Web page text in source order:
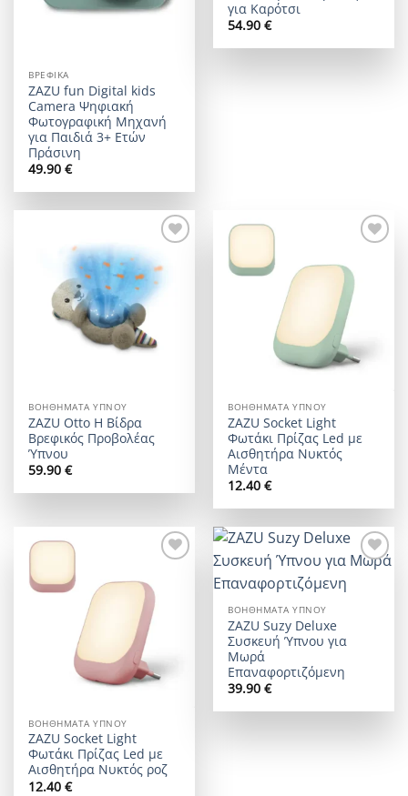
ΒΡΕΦΙΚΆ
ZAZU fun Digital kids
Camera Ψηφιακή
Φωτογραφική Μηχανή
για Παιδιά 3+ Ετών
Πράσινη
49.90€
για Καρότσι
54.90€
wishlist
ΒΟΗΘΉΜΑΤΑ ΎΠΝΟΥ
ZAZU Otto Η Βίδρα
Βρεφικός Προβολέας
Ύπνου
59.90€
wishlist
ΒΟΗΘΉΜΑΤΑ ΎΠΝΟΥ
ZAZU Socket Light
Φωτάκι Πρίζας Led με
Αισθητήρα Νυκτός
Μέντα
12.40€
wishlist
ΒΟΗΘΉΜΑΤΑ ΎΠΝΟΥ
ZAZU Socket Light
Φωτάκι Πρίζας Led με
Αισθητήρα Νυκτός ροζ
12.40€
Add to
ΒΟΗΘΉΜΑΤΑ ΎΠΝΟΥ
ZAZU Suzy Deluxe
Συσκευή Ύπνου για
Μωρά
Επαναφορτιζόμενη
39.90€